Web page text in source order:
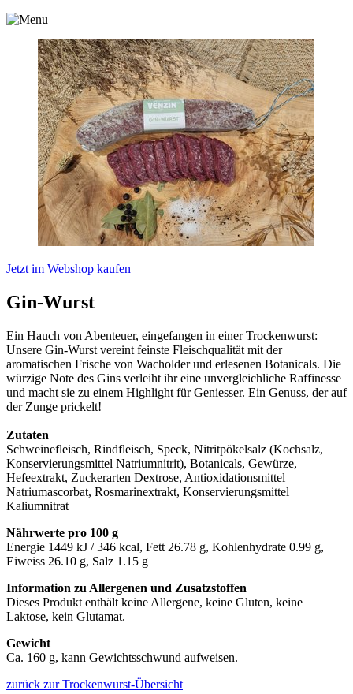
Jetzt im Webshop kaufen
Gin-Wurst
Ein Hauch von Abenteuer, eingefangen in einer Trockenwurst:
Unsere Gin-Wurst vereint feinste Fleischqualität mit der
aromatischen Frische von Wacholder und erlesenen Botanicals. Die
würzige Note des Gins verleiht ihr eine unvergleichliche Raffinesse
und macht sie zu einem Highlight für Geniesser. Ein Genuss, der auf
der Zunge prickelt!
Zutaten
Schweinefleisch, Rindfleisch, Speck, Nitritpökelsalz (Kochsalz,
Konservierungsmittel Natriumnitrit), Botanicals, Gewürze,
Hefeextrakt, Zuckerarten Dextrose, Antioxidationsmittel
Natriumascorbat, Rosmarinextrakt, Konservierungsmittel
Kaliumnitrat
Nährwerte pro 100 g
Energie 1449 kJ / 346 kcal, Fett 26.78 g, Kohlenhydrate 0.99 g,
Eiweiss 26.10 g, Salz 1.15 g
Information zu Allergenen und Zusatzstoffen
Dieses Produkt enthält keine Allergene, keine Gluten, keine
Laktose, kein Glutamat.
Gewicht
Ca. 160 g, kann Gewichtsschwund aufweisen.
zurück zur Trockenwurst-Übersicht